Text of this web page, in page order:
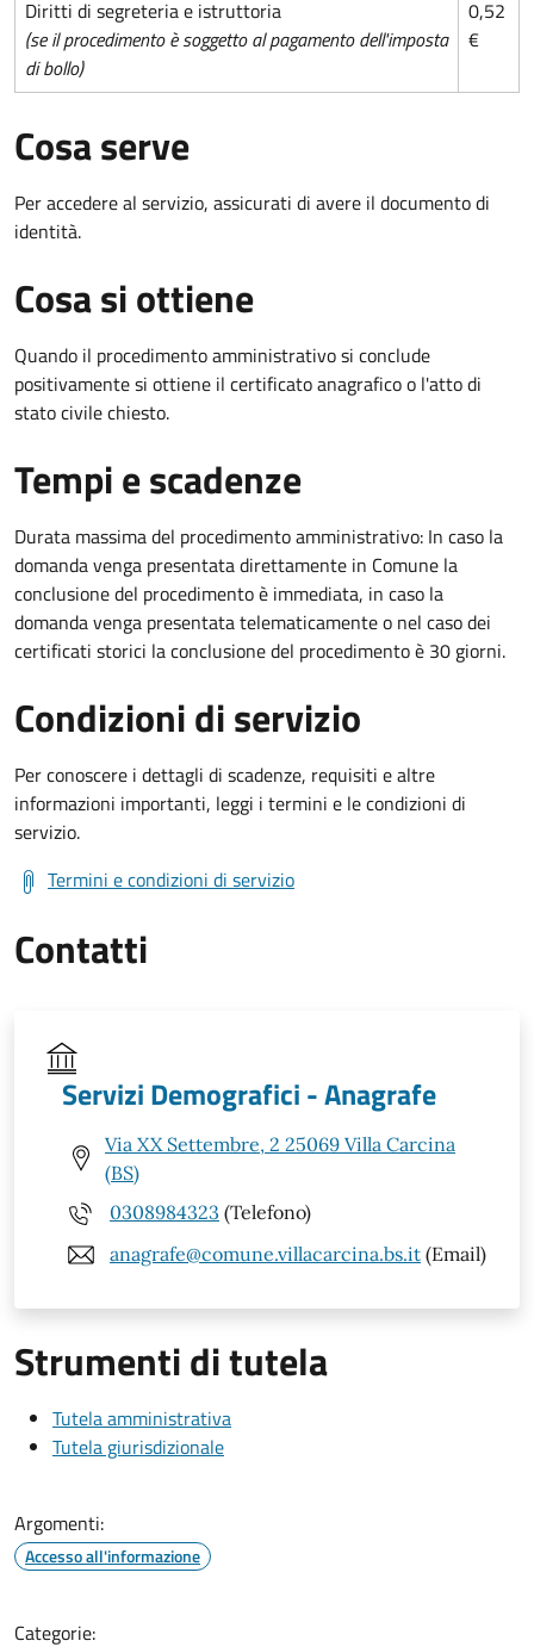
Diritti di segreteria e istruttoria
(se il procedimento è soggetto al pagamento dell'imposta
di bollo)
0,52
€
Cosa serve
Per accedere al servizio, assicurati di avere il documento di
identità.
Cosa si ottiene
Quando il procedimento amministrativo si conclude
positivamente si ottiene il certificato anagrafico o l'atto di
stato civile chiesto.
Tempi e scadenze
Durata massima del procedimento amministrativo: In caso la
domanda venga presentata direttamente in Comune la
conclusione del procedimento è immediata, in caso la
domanda venga presentata telematicamente o nel caso dei
certificati storici la conclusione del procedimento è 30 giorni.
Condizioni di servizio
Per conoscere i dettagli di scadenze, requisiti e altre
informazioni importanti, leggi i termini e le condizioni di
servizio.
Termini e condizioni di servizio
Contatti
Servizi Demografici - Anagrafe
Via XX Settembre, 2 25069 Villa Carcina
(BS)
0308984323 (Telefono)
anagrafe@comune.villacarcina.bs.it (Email)
Strumenti di tutela
Tutela amministrativa
Tutela giurisdizionale
Argomenti:
Accesso all'informazione
Categorie: